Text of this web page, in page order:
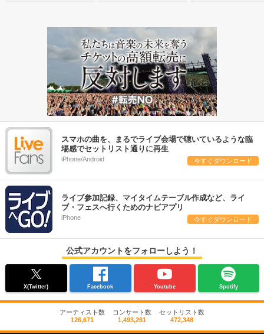
スマホの曲を、まるでライブ会場で聴いているような臨
場感でセットリスト通りに再生
iPhone/Android 今すぐダウンロード
ライブ参加記録、マイタイムテーブル作成など、ライ
ブ・フェスへ行くためのナビアプリ
iPhone 今すぐダウンロード
公式アカウントをフォローしよう！
X(Twitter) Facebook Youtube Spotify
アーティスト数
126,671
コンサート数
1,493,261
セットリスト数
472,348